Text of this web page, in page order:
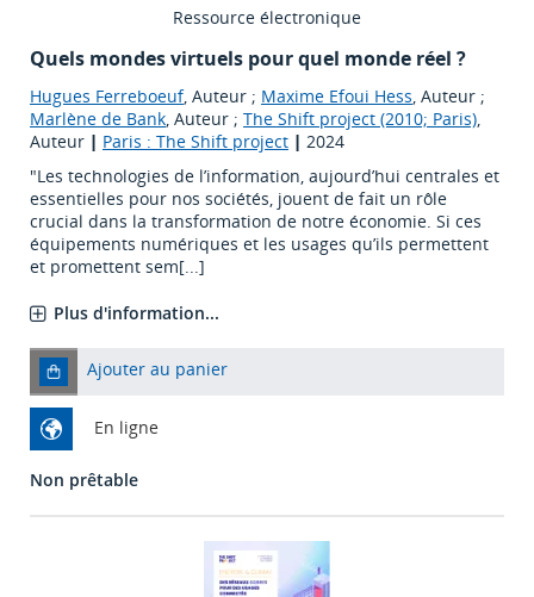
Ressource électronique
Quels mondes virtuels pour quel monde réel ?
Hugues Ferreboeuf, Auteur ; Maxime Efoui Hess, Auteur ;
Marlène de Bank, Auteur ; The Shift project (2010; Paris),
Auteur | Paris : The Shift project | 2024
"Les technologies de l’information, aujourd’hui centrales et
essentielles pour nos sociétés, jouent de fait un rôle
crucial dans la transformation de notre économie. Si ces
équipements numériques et les usages qu’ils permettent
et promettent sem[...]
Plus d'information...
Ajouter au panier
En ligne
Non prêtable